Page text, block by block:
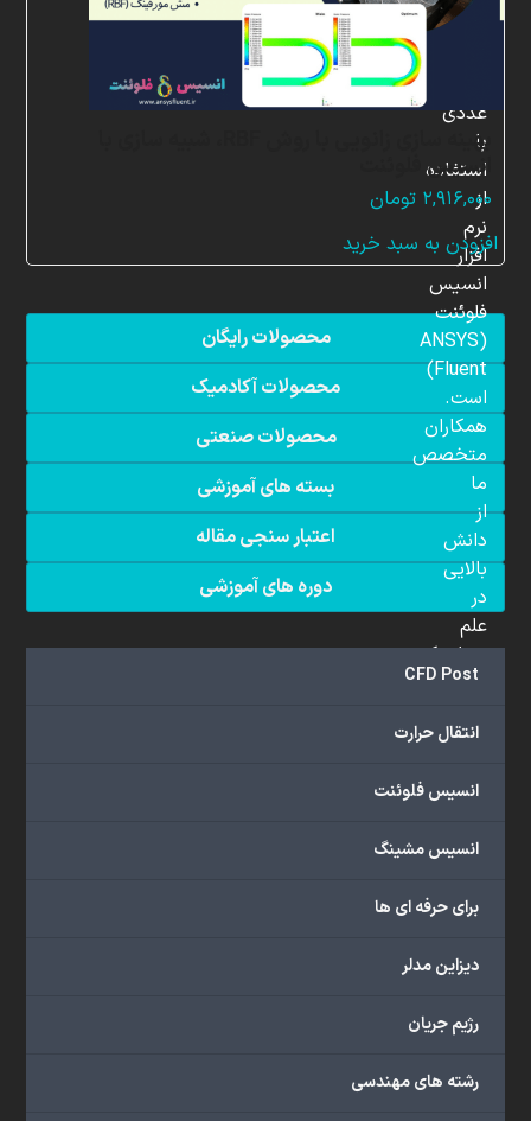
انسیس فلوئنت
۲,۹۱۶,۰۰۰ تومان
افزودن به سبد خرید
محصولات رایگان
محصولات آکادمیک
محصولات صنعتی
بسته های آموزشی
اعتبار سنجی مقاله
دوره های آموزشی
CFD Post
انتقال حرارت
انسیس فلوئنت
انسیس مشینگ
برای حرفه ای ها
دیزاین مدلر
رژیم جریان
رشته های مهندسی
زمینه
عددی
با
استفاده
از
نرم
افزار
انسیس
فلوئنت
(ANSYS
Fluent)
است.
همکاران
متخصص
ما
از
دانش
بالایی
در
علم
دینامیک
سیالات
(CFD)
هستند.
ما
گسترده‌ای
با
دانشگاهی،
صنعتی